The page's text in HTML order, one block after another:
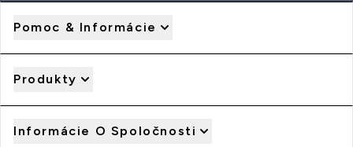
Pomoc & Informácie
Produkty
Informácie O Spoločnosti